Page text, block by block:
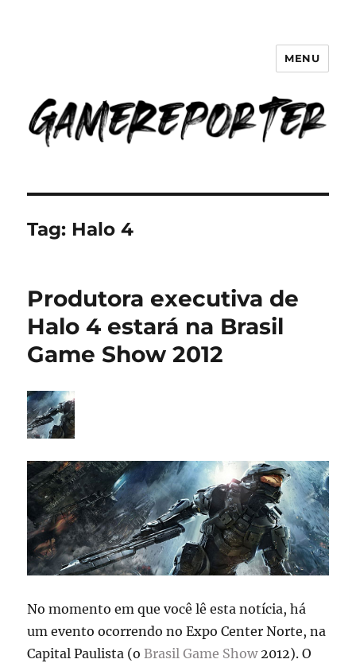
GameReporter | Cultura Gamer
MENU
Tag: Halo 4
Produtora executiva de
Halo 4 estará na Brasil
Game Show 2012
No momento em que você lê esta notícia, há
um evento ocorrendo no Expo Center Norte, na
Capital Paulista (oBrasil Game Show2012). O